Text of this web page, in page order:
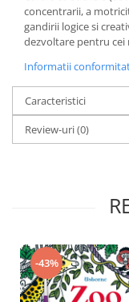
concentrarii, a
gandirii logice si
dezvoltare pentru cei
Informatii
Caracteristici
Review-uri(0)
-43%